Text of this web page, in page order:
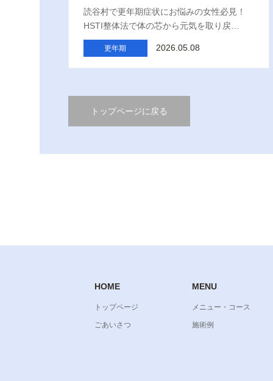
読谷村で更年期症状にお悩みの女性必見！
HSTI整体法で体の芯から元気を取り戻…
更年期 2026.05.08
トップページに戻る
HOME
トップページ
ごあいさつ
MENU
メニュー・コース
施術例